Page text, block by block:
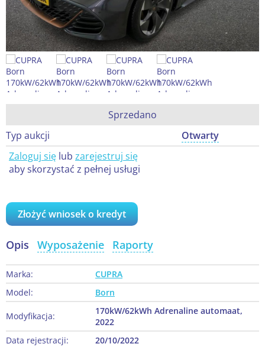
Sprzedano
Typ aukcji
Otwarty
Zaloguj się lub zarejestruj się
aby skorzystać z pełnej usługi
Złożyć wniosek o kredyt
Opis Wyposażenie Raporty
Marka:
CUPRA
Model:
Born
Modyfikacja:
170kW/62kWh Adrenaline automaat,
2022
Data rejestracji:
20/10/2022